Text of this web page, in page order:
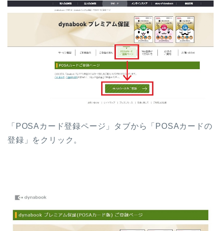
「POSAカード登録ページ」タブから「POSAカードの
登録」をクリック。